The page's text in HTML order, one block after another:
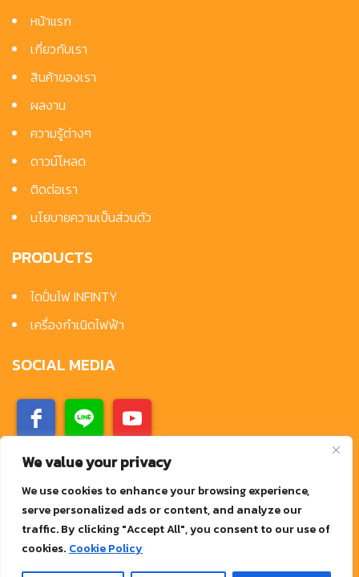
We value your privacy
We use cookies to enhance your browsing experience,
serve personalized ads or content, and analyze our
traffic. By clicking "Accept All", you consent to our use of
cookies. Cookie Policy
หน้าแรก
เกี่ยวกับเรา
สินค้าของเรา
ผลงาน
ความรู้ต่างๆ
ดาวน์โหลด
ติดต่อเรา
นโยบายความเป็นส่วนตัว
PRODUCTS
ไดปั่นไฟ INFINTY
เครื่องกำเนิดไฟฟ้า
SOCIAL MEDIA